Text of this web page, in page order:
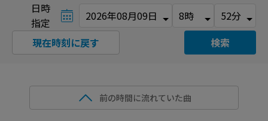
日時
指定
検索
現在時刻に戻す
前の時間に流れていた曲